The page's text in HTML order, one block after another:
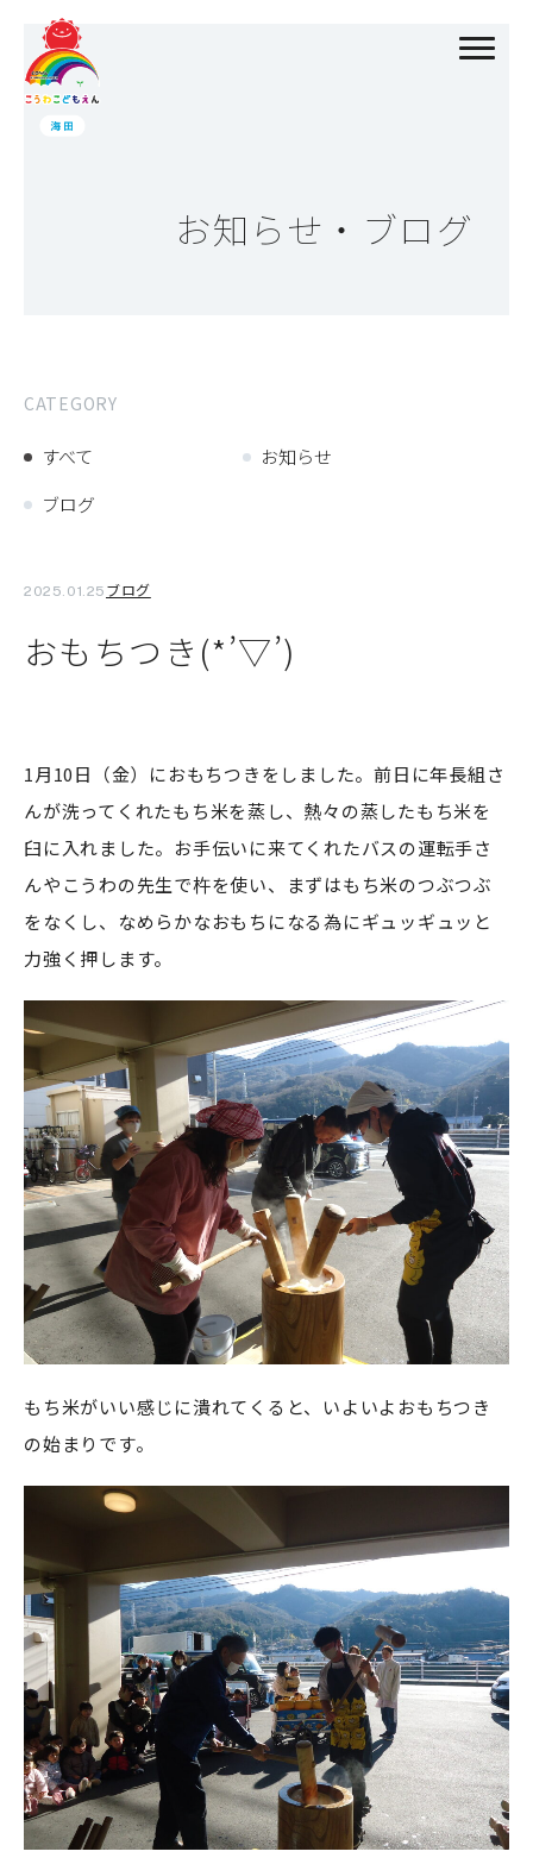
お知らせ・ブログ
CATEGORY
すべて
お知らせ
ブログ
2025.01.25 ブログ
おもちつき(*’▽’)
1月10日（金）におもちつきをしました。前日に年長組さ
んが洗ってくれたもち米を蒸し、熱々の蒸したもち米を
臼に入れました。お手伝いに来てくれたバスの運転手さ
んやこうわの先生で杵を使い、まずはもち米のつぶつぶ
をなくし、なめらかなおもちになる為にギュッギュッと
力強く押します。
もち米がいい感じに潰れてくると、いよいよおもちつき
の始まりです。